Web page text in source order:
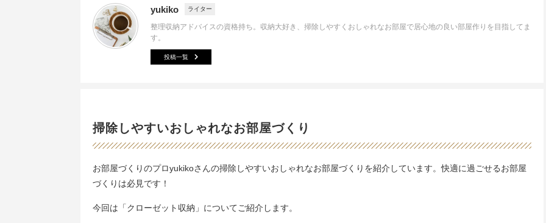
yukiko ライター
整理収納アドバイスの資格持ち。収納大好き、掃除しやすくおしゃれなお部屋で居心地の良い部屋作りを目指してま
す。
投稿一覧
掃除しやすいおしゃれなお部屋づくり
お部屋づくりのプロyukikoさんの掃除しやすいおしゃれなお部屋づくりを紹介しています。快適に過ごせるお部屋
づくりは必見です！
今回は「クローゼット収納」についてご紹介します。